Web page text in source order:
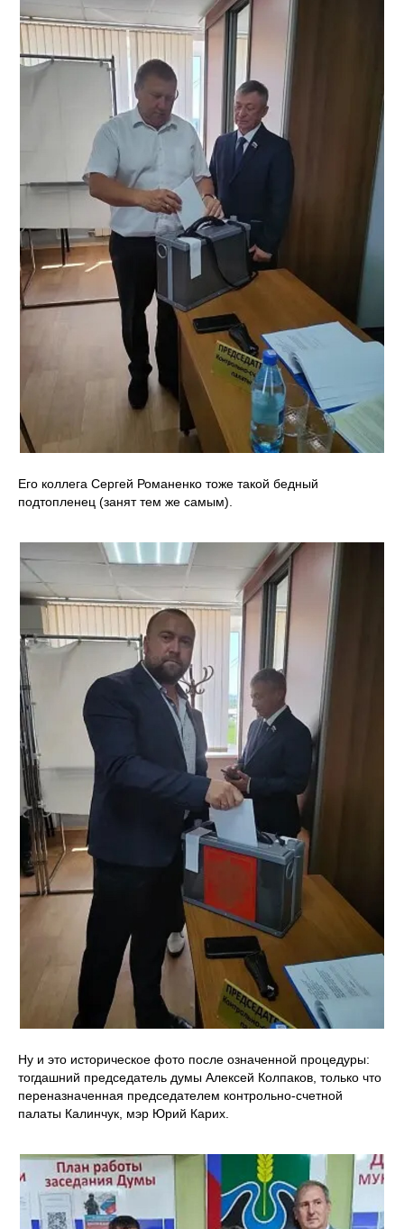
Его коллега Сергей Романенко тоже такой бедный
подтопленец (занят тем же самым).
Ну и это историческое фото после означенной процедуры:
тогдашний председатель думы Алексей Колпаков, только что
переназначенная председателем контрольно-счетной
палаты Калинчук, мэр Юрий Карих.